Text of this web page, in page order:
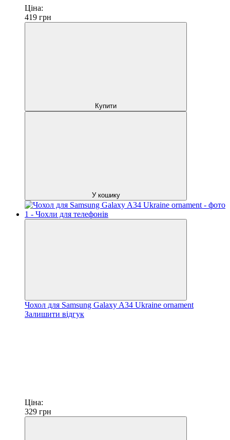
Ціна:
419 грн
Купити
У кошику
Чохол для Samsung Galaxy A34 Ukraine ornament
Залишити відгук
Ціна:
329 грн